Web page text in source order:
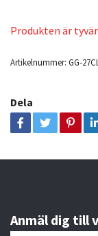
Produkten är
Artikelnummer: GG-27CL
Dela
Anmäl dig till